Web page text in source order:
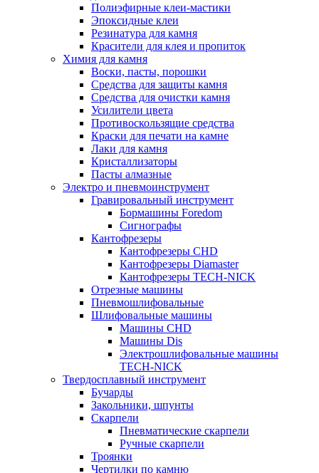
Полиэфирные клеи-мастики
Эпоксидные клеи
Резинатура для камня
Красители для клея и пропиток
Химия для камня
Воски, пасты, порошки
Средства для защиты камня
Средства для очистки камня
Усилители цвета
Противоскользящие средства
Краски для печати на камне
Лаки для камня
Кристаллизаторы
Пасты алмазные
Электро и пневмоинструмент
Гравировальный инструмент
Бормашины Foredom
Сигнографы
Кантофрезеры
Кантофрезеры CHD
Кантофрезеры Diamaster
Кантофрезеры TECH-NICK
Отрезные машины
Пневмошлифовальные
Шлифовальные машины
Машины CHD
Машины Dis
Электрошлифовальные машины
TECH-NICK
Твердосплавный инструмент
Бучарды
Закольники, шпунты
Скарпели
Пневматические скарпели
Ручные скарпели
Троянки
Чертилки по камню